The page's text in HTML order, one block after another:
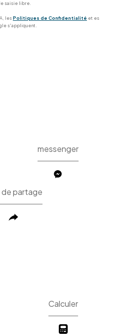
saisie libre.
les Politiques de Confidentialité et es
s'appliquent.
messenger
de partage
Calculer